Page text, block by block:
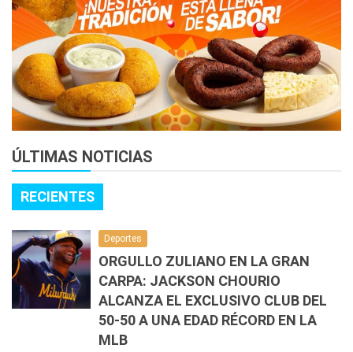
ÚLTIMAS NOTICIAS
RECIENTES
Deportes
ORGULLO ZULIANO EN LA GRAN
CARPA: JACKSON CHOURIO
ALCANZA EL EXCLUSIVO CLUB DEL
50-50 A UNA EDAD RÉCORD EN LA
MLB